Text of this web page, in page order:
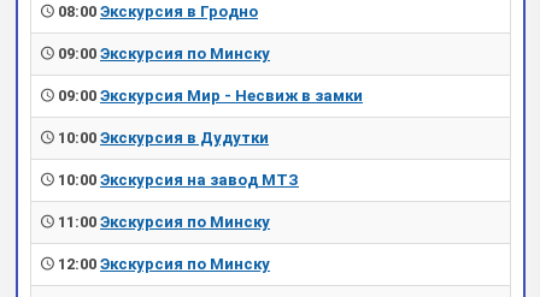
08:00 Экскурсия в Гродно
09:00 Экскурсия по Минску
09:00 Экскурсия Мир - Несвиж в замки
10:00 Экскурсия в Дудутки
10:00 Экскурсия на завод МТЗ
11:00 Экскурсия по Минску
12:00 Экскурсия по Минску